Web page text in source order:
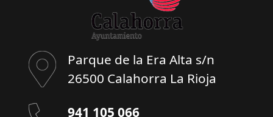
Parque de la Era Alta s/n
26500 Calahorra La Rioja
941 105 066